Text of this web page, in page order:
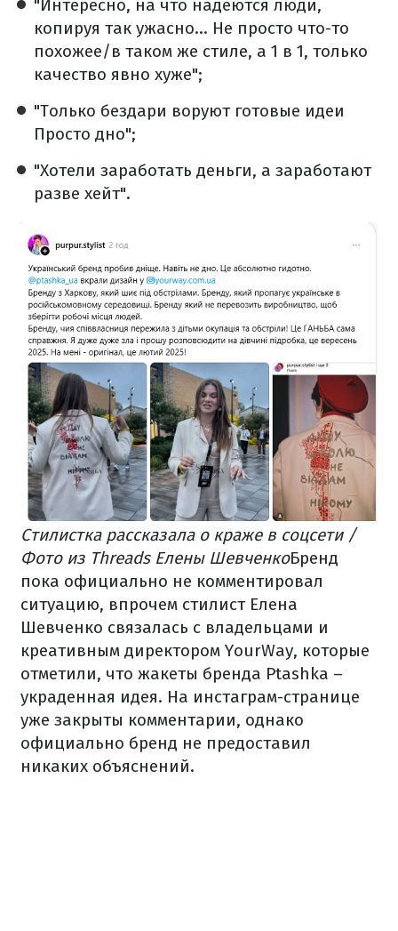
"Интересно, на что надеются люди,
копируя так ужасно... Не просто что-то
похожее/в таком же стиле, а 1 в 1, только
качество явно хуже";
"Только бездари воруют готовые идеи
Просто дно";
"Хотели заработать деньги, а заработают
разве хейт".
Стилистка рассказала о краже в соцсети /
Фото из Threads Елены ШевченкоБренд
пока официально не комментировал
ситуацию, впрочем стилист Елена
Шевченко связалась с владельцами и
креативным директором YourWay, которые
отметили, что жакеты бренда Ptashka –
украденная идея. На инстаграм-странице
уже закрыты комментарии, однако
официально бренд не предоставил
никаких объяснений.